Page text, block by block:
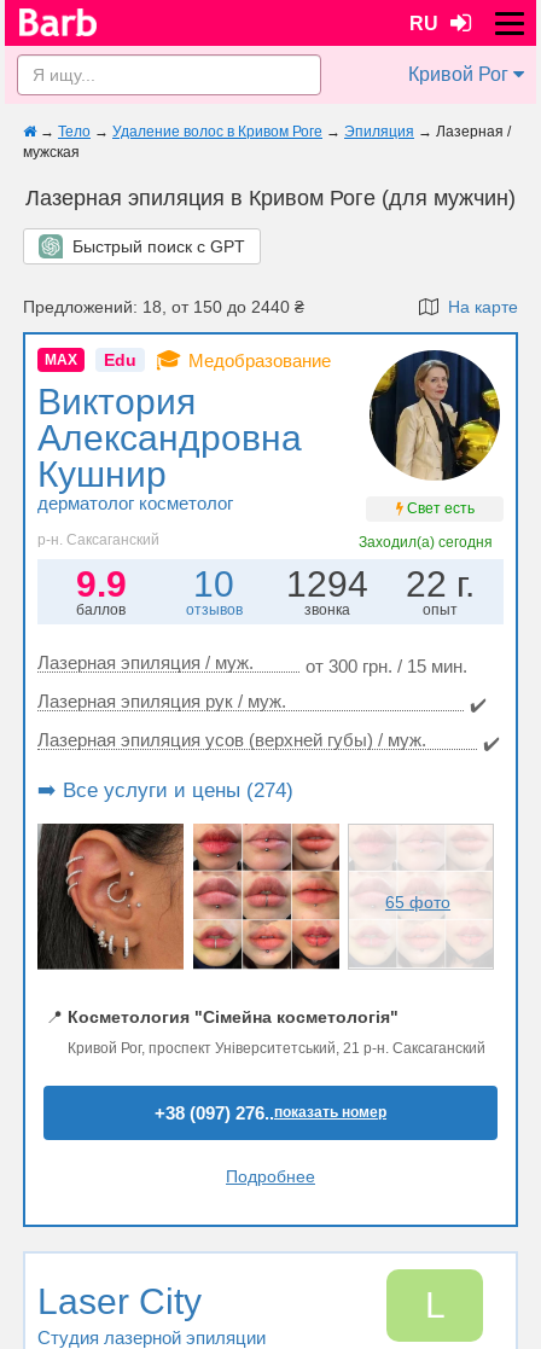
RU
Кривой Рог
→ Тело → Удаление волос в Кривом Роге → Эпиляция → Лазерная /
мужская
Лазерная эпиляция в Кривом Роге (для мужчин)
Быстрый поиск с GPT
Предложений: 18, от 150 до 2440 ₴ На карте
MAX Edu 🎓 Медобразование
Виктория
Александровна
Кушнир
дерматолог косметолог
Свет есть
р-н. Саксаганский
Заходил(а)сегодня
9.9
баллов
10
отзывов
1294
звонка
22 г.
опыт
Лазерная эпиляция / муж.
от 300 грн. / 15 мин.
Лазерная эпиляция рук / муж.
✔️
Лазерная эпиляция усов (верхней губы) / муж.
✔️
➡️ Все услуги и цены (274)
65 фото
📍 Косметология "Сімейна косметологія"
Кривой Рог, проспект Університетський, 21 р-н. Саксаганский
+38 (097) 276..показать номер
Подробнее
Laser City
Студия лазерной эпиляции
L